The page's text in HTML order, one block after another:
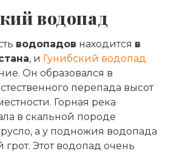
водопад
водопадов находится в
, и Гунибский водопад
Он образовался в
перепада высот
Горная река
в скальной породе
а у подножия водопада
Этот водопад очень